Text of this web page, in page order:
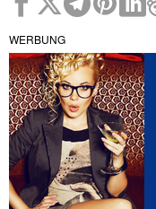
WERBUNG